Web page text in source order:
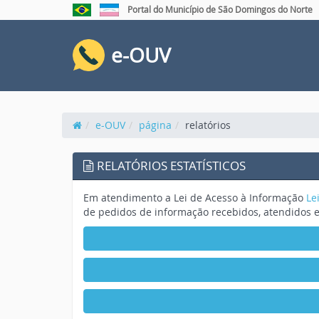
Portal do Município de São Domingos do Norte
e-OUV
e-OUV página relatórios
RELATÓRIOS ESTATÍSTICOS
Em atendimento a Lei de Acesso à Informação
de pedidos de informação recebidos, atendidos